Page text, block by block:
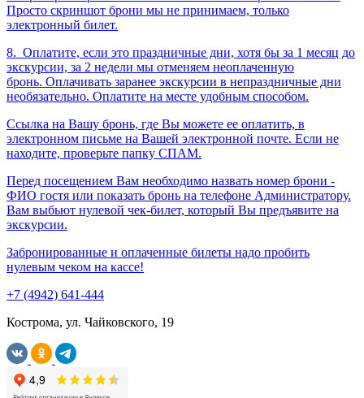
Просто скриншот брони мы не принимаем, только
электронный билет.
8. Оплатите, если это праздничные дни, хотя бы за 1 месяц до
экскурсии, за 2 недели мы отменяем неоплаченную
бронь. Оплачивать заранее экскурсии в непраздничные дни
необязательно. Оплатите на месте удобным способом.
Ссылка на Вашу бронь, где Вы можете ее оплатить, в
электронном письме на Вашей электронной почте. Если не
находите, проверьте папку СПАМ.
Перед посещением Вам необходимо назвать номер брони -
ФИО гостя или показать бронь на телефоне Администратору.
Вам выбьют нулевой чек-билет, который Вы предъявите на
экскурсии.
Забронированные и оплаченные билеты надо пробить
нулевым чеком на кассе!
+7 (4942) 641-444
Кострома, ул. Чайковского, 19